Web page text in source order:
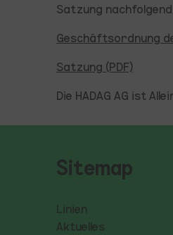
Satzung nachfolgend
Geschäftsordnung
Satzung (PDF)
Die HADAG AG ist
Sitemap
Linien
Aktuelles